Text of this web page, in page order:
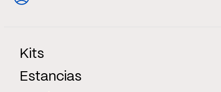
Kits
Estancias